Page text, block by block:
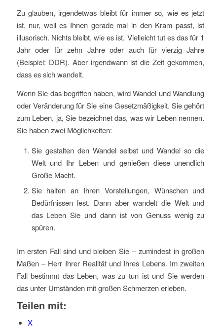
Zu glauben, irgendetwas bleibt für immer so, wie es jetzt
ist, nur, weil es Ihnen gerade mal in den Kram passt, ist
illusorisch. Nichts bleibt, wie es ist. Vielleicht tut es das für 1
Jahr oder für zehn Jahre oder auch für vierzig Jahre
(Beispiel: DDR). Aber irgendwann ist die Zeit gekommen,
dass es sich wandelt.
Wenn Sie das begriffen haben, wird Wandel und Wandlung
oder Veränderung für Sie eine Gesetzmäßigkeit. Sie gehört
zum Leben, ja, Sie bezeichnet das, was wir Leben nennen.
Sie haben zwei Möglichkeiten:
Sie gestalten den Wandel selbst und Wandel so die
Welt und Ihr Leben und genießen diese unendlich
Große Macht.
Sie halten an Ihren Vorstellungen, Wünschen und
Bedürfnissen fest. Dann aber wandelt die Welt und
das Leben Sie und dann ist von Genuss wenig zu
spüren.
Im ersten Fall sind und bleiben Sie – zumindest in großen
Maßen – Herr Ihrer Realität und Ihres Lebens. Im zweiten
Fall bestimmt das Leben, was zu tun ist und Sie werden
das unter Umständen mit großen Schmerzen erleben.
Teilen mit:
X